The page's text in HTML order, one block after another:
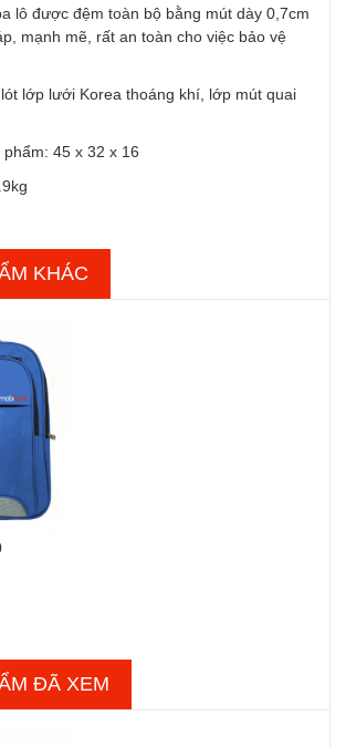
lô được đệm toàn bộ bằng mút dày 0,7cm
mạnh mẽ, rất an toàn cho việc bảo vệ
lớp lưới Korea thoáng khí, lớp mút quai
45 x 32 x 16
KHÁC
ĐÃ XEM